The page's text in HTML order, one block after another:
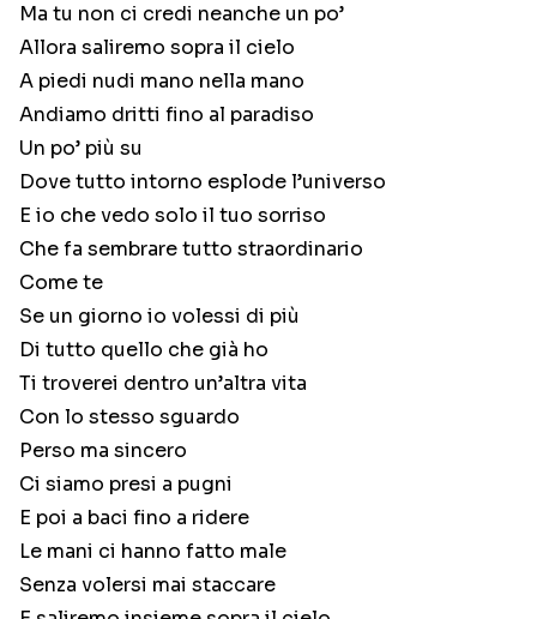
Ma tu non ci credi neanche un po’
Allora saliremo sopra il cielo
A piedi nudi mano nella mano
Andiamo dritti fino al paradiso
Un po’ più su
Dove tutto intorno esplode l’universo
E io che vedo solo il tuo sorriso
Che fa sembrare tutto straordinario
Come te
Se un giorno io volessi di più
Di tutto quello che già ho
Ti troverei dentro un’altra vita
Con lo stesso sguardo
Perso ma sincero
Ci siamo presi a pugni
E poi a baci fino a ridere
Le mani ci hanno fatto male
Senza volersi mai staccare